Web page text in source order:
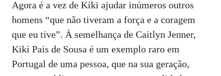
Agora é a vez de Kiki ajudar inúmeros outros
homens “que não tiveram a força e a coragem
que eu tive”. À semelhança de Caitlyn Jenner,
Kiki Pais de Sousa é um exemplo raro em
Portugal de uma pessoa, que na sua geração,